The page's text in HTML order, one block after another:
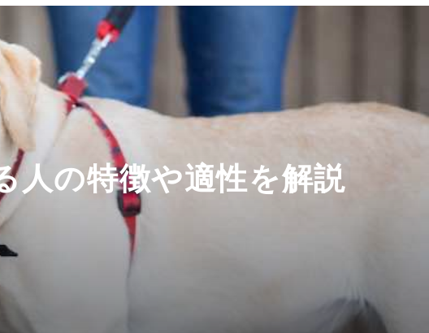
人の特徴や適性を解説